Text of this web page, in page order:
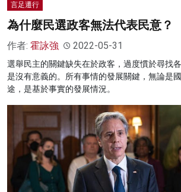
言足遷行
為什麼民選政客無法代表民意？
作者: 霍詠強 2022-05-31
選舉民主的關鍵缺失在於政客，過度慣於尋找
是沒有意義的。所有事情的發展關鍵，無論是
途，是基於事實的發展情況。